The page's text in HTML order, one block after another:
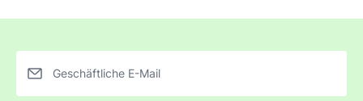
Geschäftliche E-Mail